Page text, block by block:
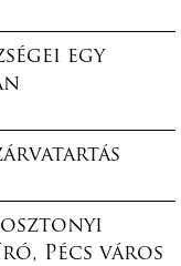
egy
Pécs város